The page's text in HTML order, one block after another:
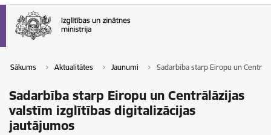
Sākums Aktualitātes Jaunumi Sadarbība starp Eiropu un
Sadarbība starp Eiropu un Centrālāzijas
valstīm izglītības digitalizācijas
jautājumos